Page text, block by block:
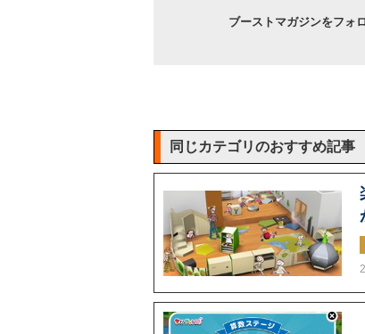
ブーストマガジンをフォ
同じカテゴリのおすすめ記事